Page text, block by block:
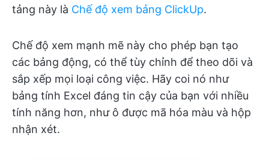
tảng này là Chế độ xem bảng ClickUp.
Chế độ xem mạnh mẽ này cho phép bạn tạo
các bảng động, có thể tùy chỉnh để theo dõi và
sắp xếp mọi loại công việc. Hãy coi nó như
bảng tính Excel đáng tin cậy của bạn với nhiều
tính năng hơn, như ô được mã hóa màu và hộp
nhận xét.